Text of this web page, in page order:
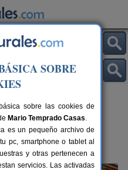
km de Murcia
SOBRE
sobre las cookies de
Mario Temprado Casas.
es un pequeño archivo de
pc, smartphone o tablet al
y otras pertenecen a
servicios. Las activadas